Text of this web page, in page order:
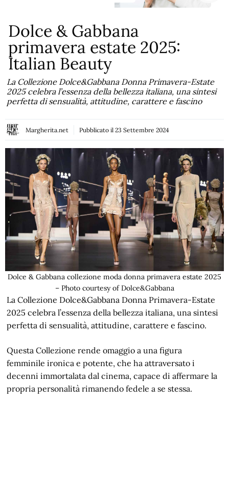
Dolce & Gabbana
primavera estate 2025:
Italian Beauty
La Collezione Dolce&Gabbana Donna Primavera-Estate
2025 celebra l’essenza della bellezza italiana, una sintesi
perfetta di sensualità, attitudine, carattere e fascino
Margherita.net Pubblicato il 23 Settembre 2024
Dolce & Gabbana collezione moda donna primavera estate 2025
– Photo courtesy of Dolce&Gabbana
La Collezione Dolce&Gabbana Donna Primavera-Estate
2025 celebra l’essenza della bellezza italiana, una sintesi
perfetta di sensualità, attitudine, carattere e fascino.
Questa Collezione rende omaggio a una figura
femminile ironica e potente, che ha attraversato i
decenni immortalata dal cinema, capace di affermare la
propria personalità rimanendo fedele a se stessa.